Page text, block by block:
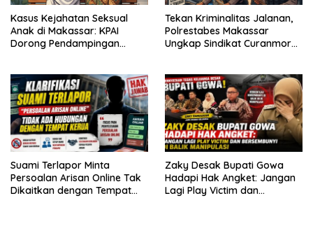
Kasus Kejahatan Seksual
Anak di Makassar: KPAI
Dorong Pendampingan
Tekan Kriminalitas Jalanan,
Polrestabes Makassar
Ungkap Sindikat Curanmor
Suami Terlapor Minta
Persoalan Arisan Online Tak
Dikaitkan dengan Tempat
Zaky Desak Bupati Gowa
Hadapi Hak Angket: Jangan
Lagi Play Victim dan